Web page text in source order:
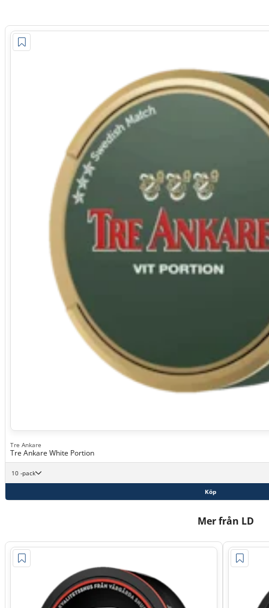
Tre Ankare
Tre Ankare White Portion
10 -pack
Köp
Mer från LD